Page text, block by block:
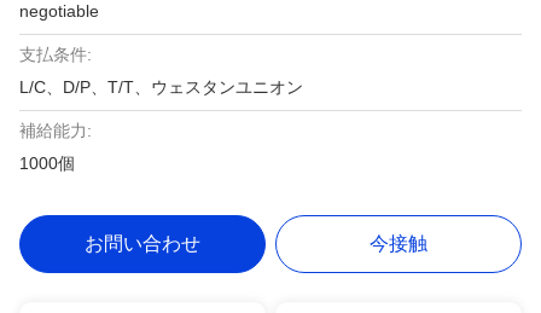
negotiable
支払条件:
L/C、D/P、T/T、ウェスタンユニオン
補給能力:
1000個
お問い合わせ 今接触